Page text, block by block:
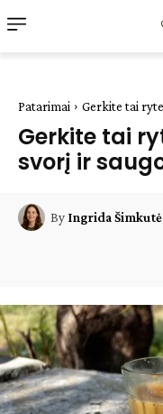
Patarimai Gerkite tai
Gerkite tai
svorį ir
By Ingrida Šimkutė